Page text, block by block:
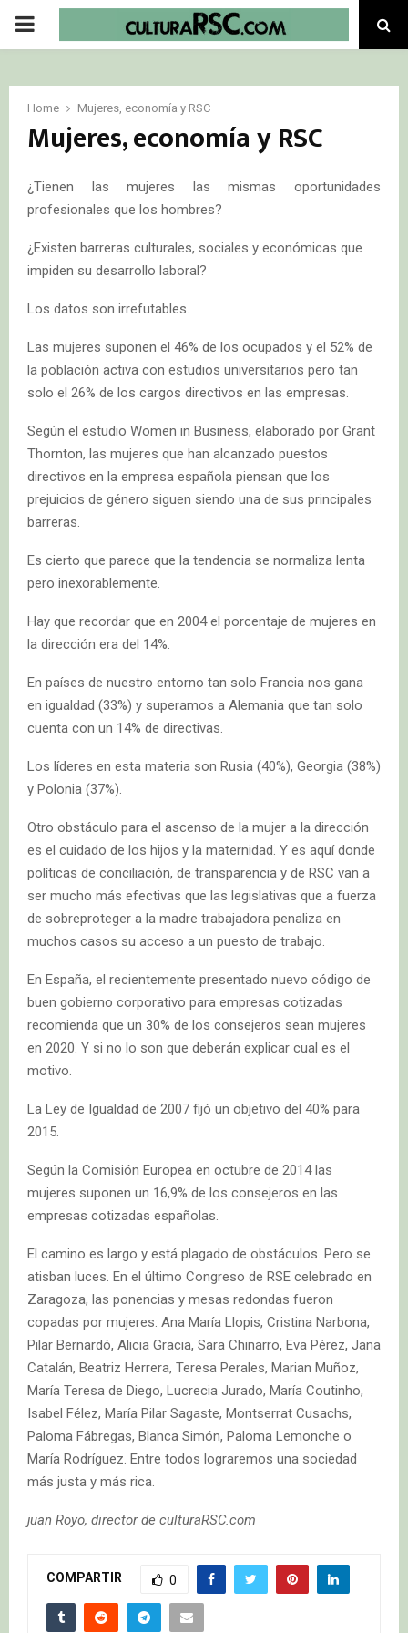
PRIMARY
Home Mujeres, economía y RSC
Mujeres, economía y RSC
¿Tienen las mujeres las mismas oportunidades
profesionales que los hombres?
¿Existen barreras culturales, sociales y económicas que
impiden su desarrollo laboral?
Los datos son irrefutables.
Las mujeres suponen el 46% de los ocupados y el 52% de
la población activa con estudios universitarios pero tan
solo el 26% de los cargos directivos en las empresas.
Según el estudio Women in Business, elaborado por Grant
Thornton, las mujeres que han alcanzado puestos
directivos en la empresa española piensan que los
prejuicios de género siguen siendo una de sus principales
barreras.
Es cierto que parece que la tendencia se normaliza lenta
pero inexorablemente.
Hay que recordar que en 2004 el porcentaje de mujeres en
la dirección era del 14%.
En países de nuestro entorno tan solo Francia nos gana
en igualdad (33%) y superamos a Alemania que tan solo
cuenta con un 14% de directivas.
Los líderes en esta materia son Rusia (40%), Georgia (38%)
y Polonia (37%).
Otro obstáculo para el ascenso de la mujer a la dirección
es el cuidado de los hijos y la maternidad. Y es aquí donde
políticas de conciliación, de transparencia y de RSC van a
ser mucho más efectivas que las legislativas que a fuerza
de sobreproteger a la madre trabajadora penaliza en
muchos casos su acceso a un puesto de trabajo.
En España, el recientemente presentado nuevo código de
buen gobierno corporativo para empresas cotizadas
recomienda que un 30% de los consejeros sean mujeres
en 2020. Y si no lo son que deberán explicar cual es el
motivo.
La Ley de Igualdad de 2007 fijó un objetivo del 40% para
2015.
Según la Comisión Europea en octubre de 2014 las
mujeres suponen un 16,9% de los consejeros en las
empresas cotizadas españolas.
El camino es largo y está plagado de obstáculos. Pero se
atisban luces. En el último Congreso de RSE celebrado en
Zaragoza, las ponencias y mesas redondas fueron
copadas por mujeres: Ana María Llopis, Cristina Narbona,
Pilar Bernardó, Alicia Gracia, Sara Chinarro, Eva Pérez, Jana
Catalán, Beatriz Herrera, Teresa Perales, Marian Muñoz,
María Teresa de Diego, Lucrecia Jurado, María Coutinho,
Isabel Félez, María Pilar Sagaste, Montserrat Cusachs,
Paloma Fábregas, Blanca Simón, Paloma Lemonche o
María Rodríguez. Entre todos lograremos una sociedad
más justa y más rica.
juan Royo, director de culturaRSC.com
COMPARTIR 0